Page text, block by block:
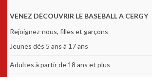
VENEZ DÉCOUVRIR LE BASEBALL A CERGY
Rejoignez-nous, filles et garçons
Jeunes dés 5 ans à 17 ans
Adultes à partir de 18 ans et plus